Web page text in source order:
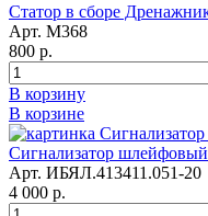
Статор в сборе
Арт. М368
800 р.
В корзину
В корзине
Сигнализатор
Арт. ИБЯЛ.413411.051-20
4 000 р.